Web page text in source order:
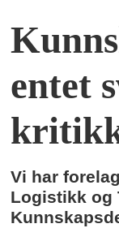
entet
Vi har
Logistikk og